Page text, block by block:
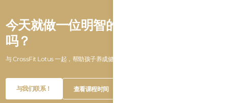
今天就做一位明智的家长，你准备好了
吗？
与 CrossFit Lotus 一起，帮助孩子养成健康的生活方式！
Button
Text
Button
与我们联系！
与我们联系！
Button
查看课程时间
查看课程时间